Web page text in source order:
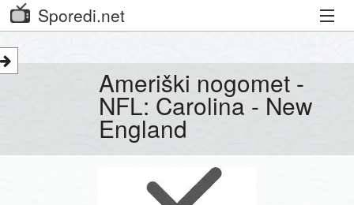
Sporedi.net
Priljubljeni kanali
Iskalnik
Ameriški nogomet -
NFL: Carolina - New
England